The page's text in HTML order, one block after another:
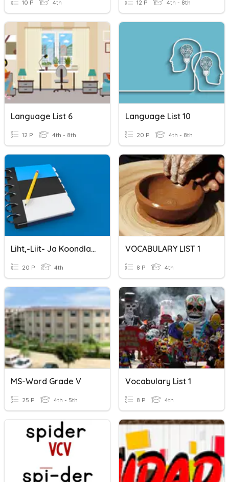
10 P 4th 12 P 4th - 8th
Language List 6
12 P 4th - 8th
Language List 10
20 P 4th - 8th
Liht,-Liit- Ja Koondlause
20 P 4th
VOCABULARY LIST 1
8 P 4th
MS-Word Grade V
25 P 4th - 5th
Vocabulary List 1
8 P 4th